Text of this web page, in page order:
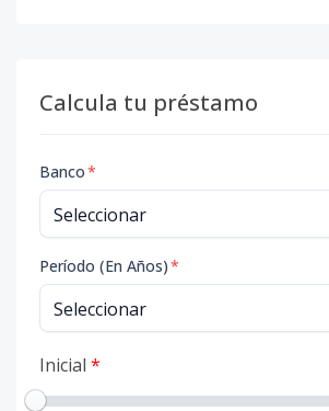
Calcula tu préstamo
Banco*
Período (En Años)*
Inicial *